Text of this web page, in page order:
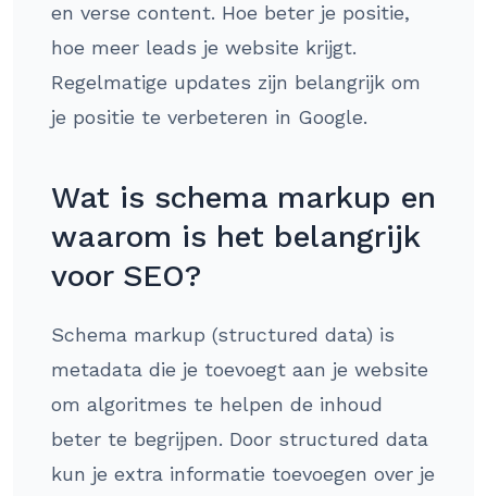
en verse content. Hoe beter je positie,
hoe meer leads je website krijgt.
Regelmatige updates zijn belangrijk om
je positie te verbeteren in Google.
Wat is schema markup en
waarom is het belangrijk
voor SEO?
Schema markup (structured data) is
metadata die je toevoegt aan je website
om algoritmes te helpen de inhoud
beter te begrijpen. Door structured data
kun je extra informatie toevoegen over je